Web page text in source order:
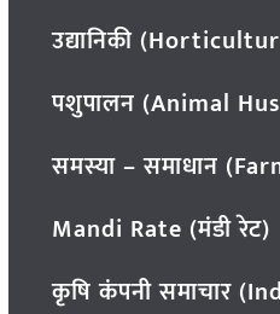
उद्यानिकी
पशुपालन (Animal
समस्या – समाधान
Mandi Rate (मंडी रेट)
कृषि कंपनी समाचार